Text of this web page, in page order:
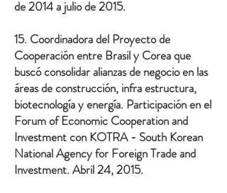
de 2014 a julio de 2015.
15. Coordinadora del Proyecto de
Cooperación entre Brasil y Corea que
buscó consolidar alianzas de negocio en las
áreas de construcción, infra estructura,
biotecnología y energía. Participación en el
Forum of Economic Cooperation and
Investment con KOTRA - South Korean
National Agency for Foreign Trade and
Investment. Abril 24, 2015.